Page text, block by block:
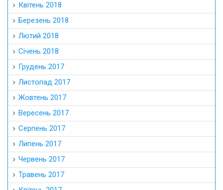
Квітень 2018
Березень 2018
Лютий 2018
Січень 2018
Грудень 2017
Листопад 2017
Жовтень 2017
Вересень 2017
Серпень 2017
Липень 2017
Червень 2017
Травень 2017